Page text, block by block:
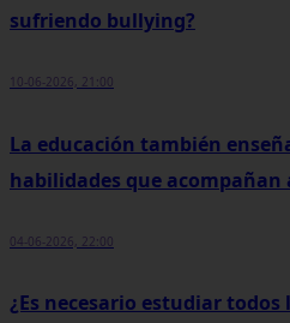
sufriendo bullying?
10-06-2026, 21:00
La educación también
habilidades que
04-06-2026, 22:00
¿Es necesario estudiar todos